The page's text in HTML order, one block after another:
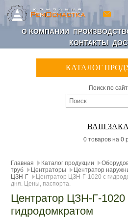
О КОМПАНИИ
КОНТАКТЫ
КАТАЛОГ
Поиск по
ВАШ
0 товаров на 0
Главная Каталог продукции
труб
Центраторы
Центратор
ЦЗН-Г
Центратор ЦЗН-Г-1020 с
дня. Цены, паспорта.
Центратор ЦЗН-Г-1020
гидродомкратом